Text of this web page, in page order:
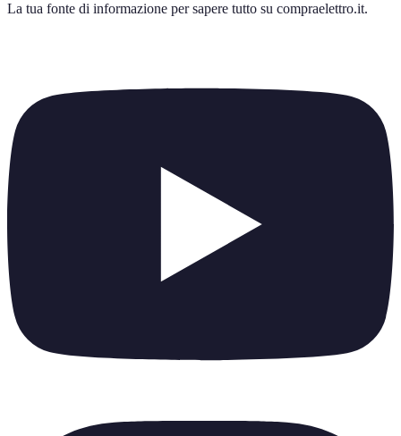
La tua fonte di informazione per sapere tutto su compraelettro.it.